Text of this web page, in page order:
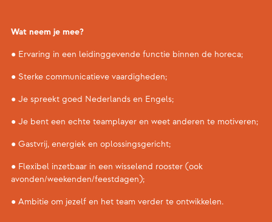
Wat neem je mee?
● Ervaring in een leidinggevende functie binnen de horeca;
● Sterke communicatieve vaardigheden;
● Je spreekt goed Nederlands en Engels;
● Je bent een echte teamplayer en weet anderen te motiveren;
● Gastvrij, energiek en oplossingsgericht;
● Flexibel inzetbaar in een wisselend rooster (ook
avonden/weekenden/feestdagen);
● Ambitie om jezelf en het team verder te ontwikkelen.